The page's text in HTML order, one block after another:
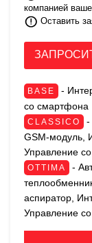
компанией
Оставить
BASE
-
со смартфона
CLASSICO
-
GSM-модуль,
Управление
OTTIMA
-
аспиратор,
Управление